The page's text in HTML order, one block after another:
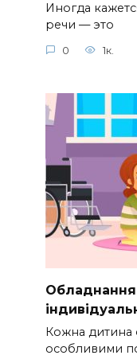
Иногда
речи — это
0 1к.
Обладнання
Кожна дитина
особливими